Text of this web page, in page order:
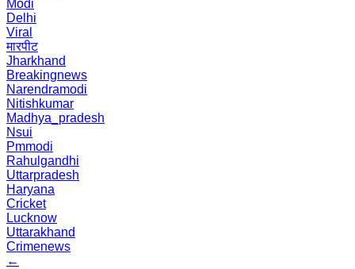
Modi
Delhi
Viral
मारपीट
Jharkhand
Breakingnews
Narendramodi
Nitishkumar
Madhya_pradesh
Nsui
Pmmodi
Rahulgandhi
Uttarpradesh
Haryana
Cricket
Lucknow
Uttarakhand
Crimenews
←